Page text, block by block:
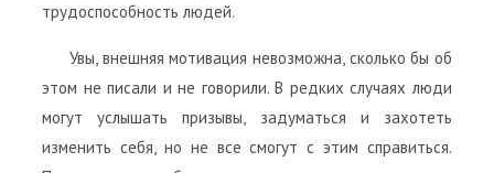
трудоспособность людей.
Увы, внешняя мотивация невозможна, сколько бы об
этом не писали и не говорили. В редких случаях люди
могут услышать призывы, задуматься и захотеть
изменить себя, но не все смогут с этим справиться.